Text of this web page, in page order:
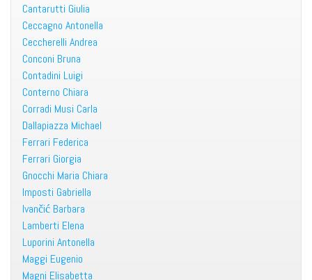
Cantarutti Giulia
Ceccagno Antonella
Ceccherelli Andrea
Conconi Bruna
Contadini Luigi
Conterno Chiara
Corradi Musi Carla
Dallapiazza Michael
Ferrari Federica
Ferrari Giorgia
Gnocchi Maria Chiara
Imposti Gabriella
Ivančić Barbara
Lamberti Elena
Luporini Antonella
Maggi Eugenio
Magni Elisabetta